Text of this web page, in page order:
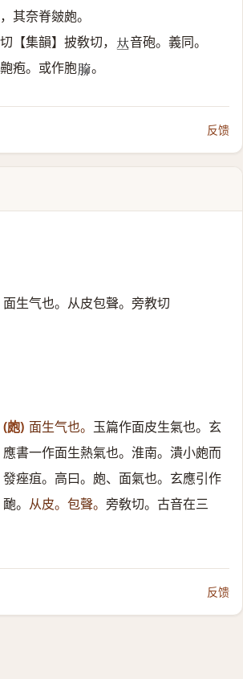
其奈脊皴皰。
【集韻】披敎切， 𠀤音砲。義同。
疱。或作胞𦝐 。
反馈
面生气也。从皮包聲。旁教切
(皰) 面生气也。 玉篇作面皮生氣也。玄
應書一作面生熱氣也。淮南。潰小皰而
發痤疽。高曰。皰、面氣也。玄應引作
靤。 从皮。包聲。 旁敎切。古音在三
反馈